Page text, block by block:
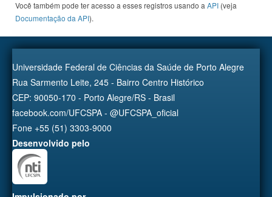
Você também pode ter acesso a esses registros usando a API (veja
Documentação da API).
Universidade Federal de Ciências da Saúde de Porto Alegre
Rua Sarmento Leite, 245 - Bairro Centro Histórico
CEP: 90050-170 - Porto Alegre/RS - Brasil
facebook.com/UFCSPA - @UFCSPA_oficial
Fone +55 (51) 3303-9000
Desenvolvido pelo